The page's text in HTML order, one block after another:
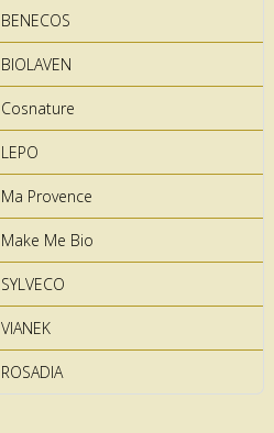
BENECOS
BIOLAVEN
Cosnature
LEPO
Ma Provence
Make Me Bio
SYLVECO
VIANEK
ROSADIA